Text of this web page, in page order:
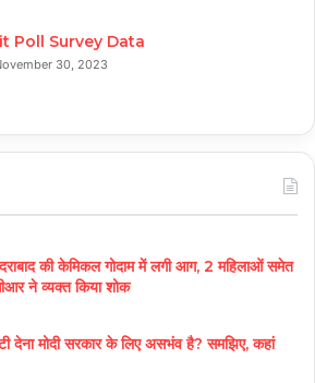
Poll Survey Data
30, 2023
की केमिकल गोदाम में लगी आग, 2 महिलाओं समेत
ने व्यक्त किया शोक
देना मोदी सरकार के लिए असभंव है? समझिए, कहां